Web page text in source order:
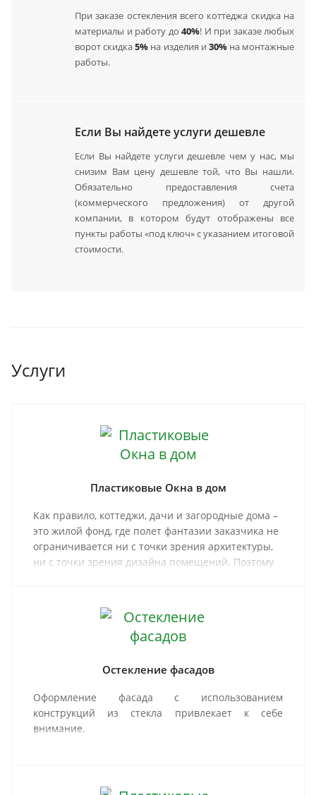
При заказе остекления всего коттеджа скидка на
материалы и работу до 40%! И при заказе любых
ворот скидка5% на изделия и 30%на монтажные
работы.
Если Вы найдете услуги дешевле
Если Вы найдете услуги дешевле чем у нас, мы
снизим Вам цену дешевле той, что Вы нашли.
Обязательно предоставления счета
(коммерческого предложения) от другой
компании, в котором будут отображены все
пункты работы «под ключ» с указанием итоговой
стоимости.
Услуги
Пластиковые Окна в дом
Как правило, коттеджи, дачи и загородные дома –
это жилой фонд, где полет фантазии заказчика не
ограничивается ни с точки зрения архитектуры,
ни с точки зрения дизайна помещений. Поэтому
вид, надежно защищали и в жару, и в холод.
Остекление фасадов
Оформление фасада с использованием
конструкций из стекла привлекает к себе
внимание.